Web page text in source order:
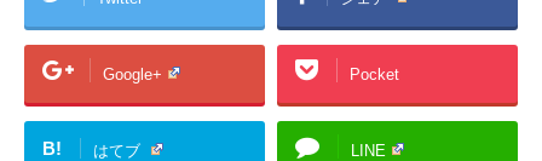
Google+ Pocket
B! はてブ LINE